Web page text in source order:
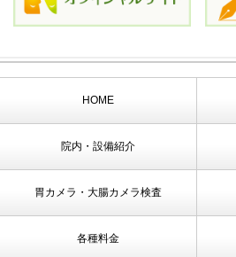
HOME
院内・設備紹介
胃カメラ・大腸カメラ検査
各種料金